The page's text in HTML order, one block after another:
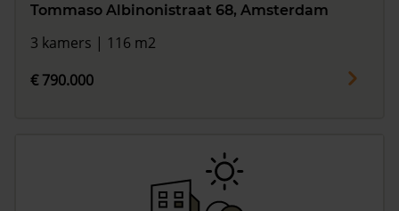
Tommaso Albinonistraat 68, Amsterdam
3 kamers | 116 m2
€ 790.000